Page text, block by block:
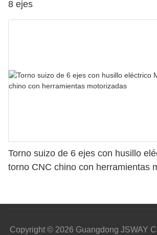
8 ejes
Torno suizo de 6 ejes con husillo
torno CNC chino con herramientas
Copyright © 2026 Guangdong JSWAY